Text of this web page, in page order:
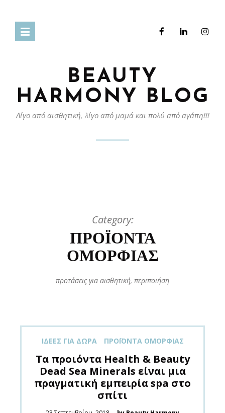
BEAUTY
HARMONY BLOG
Λίγο από αισθητική, λίγο από μαμά και πολύ από αγάπη!!!
Category:
ΠΡΟΪΌΝΤΑ
ΟΜΟΡΦΙΆΣ
προτάσεις για αισθητική, περιποιήση
ΙΔΈΕΣ ΓΙΑ ΔΏΡΑ ΠΡΟΪΌΝΤΑ ΟΜΟΡΦΙΆΣ
Τα προιόντα Health & Beauty
Dead Sea Minerals είναι μια
πραγματική εμπειρία spa στο
σπίτι